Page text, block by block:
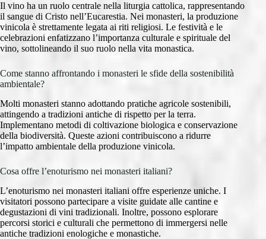
Il vino ha un ruolo centrale nella liturgia cattolica, rappresentando
il sangue di Cristo nell’Eucarestia. Nei monasteri, la produzione
vinicola è strettamente legata ai riti religiosi. Le festività e le
celebrazioni enfatizzano l’importanza culturale e spirituale del
vino, sottolineando il suo ruolo nella vita monastica.
Come stanno affrontando i monasteri le sfide della sostenibilità
ambientale?
Molti monasteri stanno adottando pratiche agricole sostenibili,
attingendo a tradizioni antiche di rispetto per la terra.
Implementano metodi di coltivazione biologica e conservazione
della biodiversità. Queste azioni contribuiscono a ridurre
l’impatto ambientale della produzione vinicola.
Cosa offre l’enoturismo nei monasteri italiani?
L’enoturismo nei monasteri italiani offre esperienze uniche. I
visitatori possono partecipare a visite guidate alle cantine e
degustazioni di vini tradizionali. Inoltre, possono esplorare
percorsi storici e culturali che permettono di immergersi nelle
antiche tradizioni enologiche e monastiche.